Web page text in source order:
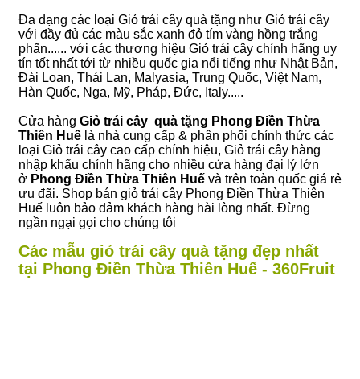
Đa dạng các loại Giỏ trái cây quà tặng như Giỏ trái cây
với đầy đủ các màu sắc xanh đỏ tím vàng hồng trắng
phấn...... với các thương hiệu Giỏ trái cây chính hãng uy
tín tốt nhất tới từ nhiều quốc gia nổi tiếng như Nhật Bản,
Đài Loan, Thái Lan, Malyasia, Trung Quốc, Việt Nam,
Hàn Quốc, Nga, Mỹ, Pháp, Đức, Italy.....
Cửa hàng Giỏ trái cây quà tặng Phong Điền Thừa
Thiên Huế là nhà cung cấp & phân phối chính thức các
loại Giỏ trái cây cao cấp chính hiệu, Giỏ trái cây hàng
nhập khẩu chính hãng cho nhiều cửa hàng đại lý lớn
ở Phong Điền Thừa Thiên Huế và trên toàn quốc giá rẻ
ưu đãi. Shop bán giỏ trái cây Phong Điền Thừa Thiên
Huế luôn bảo đảm khách hàng hài lòng nhất. Đừng
ngần ngại gọi cho chúng tôi
Các mẫu giỏ trái cây quà tặng đẹp nhất
tại Phong Điền Thừa Thiên Huế - 360Fruit